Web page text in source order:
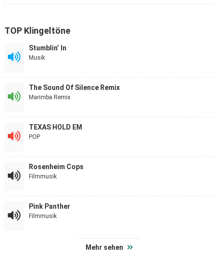
TOP Klingeltöne
Stumblin’ In
Musik
The Sound Of Silence Remix
Marimba Remix
TEXAS HOLD EM
POP
Rosenheim Cops
Filmmusik
Pink Panther
Filmmusik
Mehr sehen